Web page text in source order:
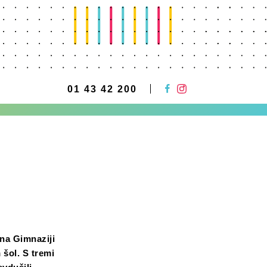
01 43 42 200
Gimnaziji
šol. S tremi